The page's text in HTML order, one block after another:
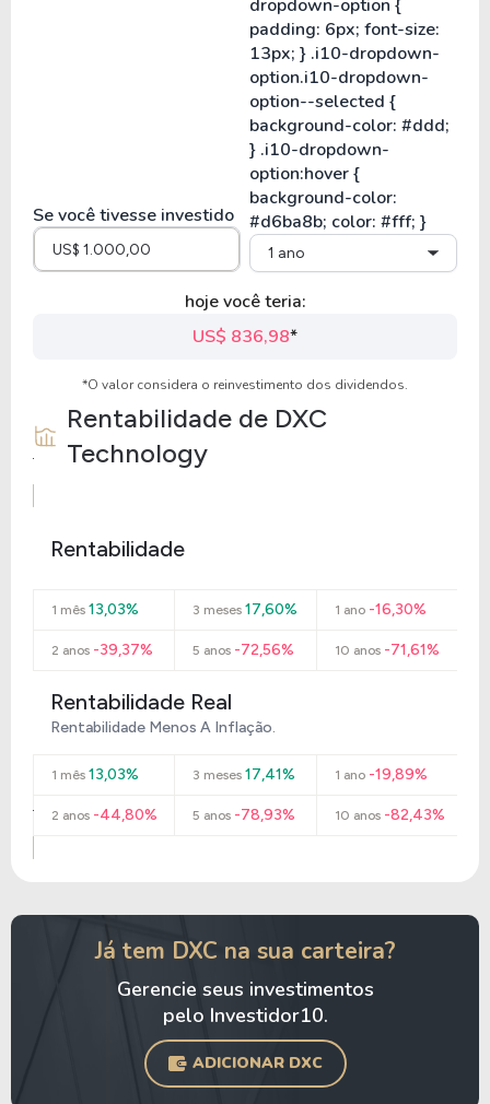
Se você tivesse investido
1 ano
hoje você teria:
US$ 836,98*
*O valor considera o reinvestimento dos dividendos.
Rentabilidade de DXC
Technology
Rentabilidade
1 mês 13,03% 3 meses 17,60% 1 ano-16,30%
2 anos -39,37% 5 anos -72,56% 10 anos-71,61%
Rentabilidade Real
Rentabilidade Menos A Inflação.
1 mês 13,03% 3 meses 17,41% 1 ano-19,89%
2 anos -44,80% 5 anos -78,93% 10 anos-82,43%
Já tem DXC na sua carteira?
Gerencie seus investimentos
pelo Investidor10.
ADICIONAR DXC